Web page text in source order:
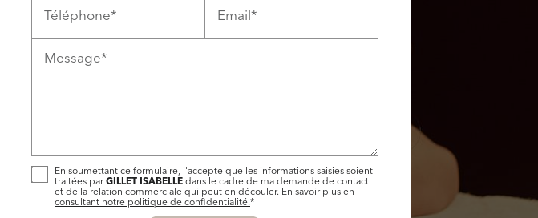
Téléphone*
Email*
Message*
En soumettant ce formulaire, j'accepte que les informations saisies soient
traitées parGILLET ISABELLEdans le cadre de ma demande de contact
et de la relation commerciale qui peut en découler.En savoir plus en
consultant notre politique de confidentialité.*